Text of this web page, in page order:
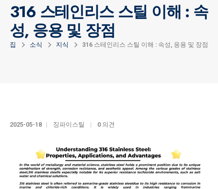
316 스테인리스 스틸 이해 : 속
성, 응용 및 장점
집 소식 지식 316 스테인리스 스틸 이해 : 속성, 응용 및 장점
2025-05-18 징파이스틸 0 의견